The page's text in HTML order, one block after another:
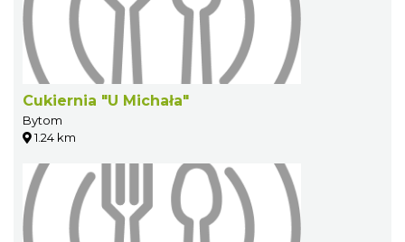
Cukiernia "U Michała"
Bytom
1.24 km